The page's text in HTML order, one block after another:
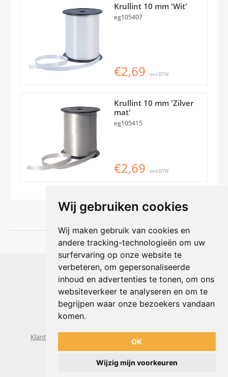
Wij gebruiken cookies
Wij maken gebruik van cookies en
andere tracking-technologieën om uw
surfervaring op onze website te
verbeteren, om gepersonaliseerde
inhoud en advertenties te tonen, om ons
websiteverkeer te analyseren en om te
begrijpen waar onze bezoekers vandaan
komen.
OK
Wijzig mijn voorkeuren
Krullint 10 mm 'Wit'
eg105407
€2,69 excl.BTW
Krullint 10 mm 'Zilver
mat'
eg105415
€2,69 excl.BTW
Shophouse online
Max Planckstraat 4
6716 BE Ede, Nederland
Telefoon:+31(0)318 618 121
E-mail: info@shophouse.nl
Geopend: ma t/m vr 09:00-17:00 uur
Klantenservice
Algemene voorwaarden
Powered by nopCommerce